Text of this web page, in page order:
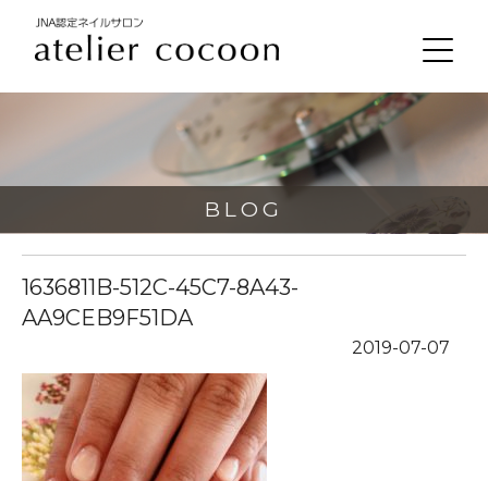
BLOG
1636811B-512C-45C7-8A43-
AA9CEB9F51DA
2019-07-07